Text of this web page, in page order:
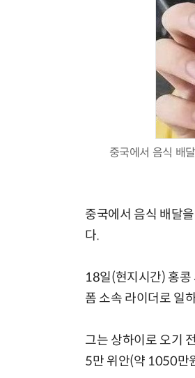
중국에서 음식 배
중국에서 음식 배달
다.
18일(현지시간) 홍
폼 소속 라이더로 일
그는 상하이로 오기
5만 위안(약 1050만